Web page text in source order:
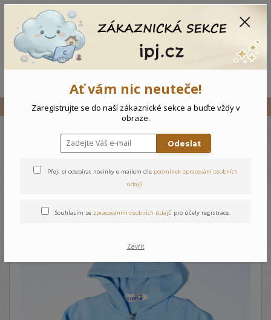
Vše Dětská mikina 08
Dětská mikina 08
Ať vám nic neuteče!
Zaregistrujte se do naší zákaznické sekce a buďte vždy v
obraze.
Odeslat
Přeji si odebírat novinky e-mailem dle podmínek zpracování osobních
údajů.
Souhlasím se zpracováním osobních údajů pro účely registrace.
Zavřít